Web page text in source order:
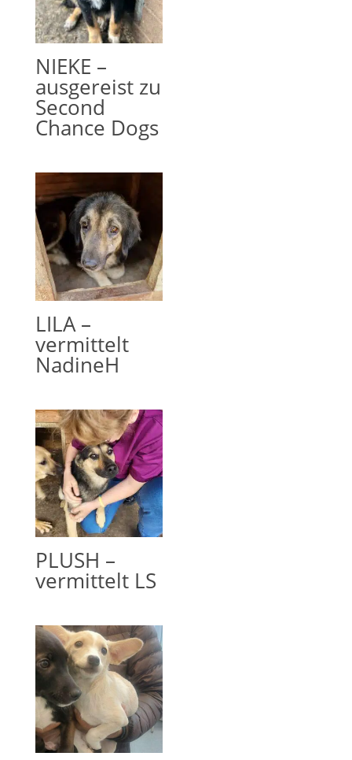
NIEKE –
ausgereist zu
Second
Chance Dogs
LILA –
vermittelt
NadineH
PLUSH –
vermittelt LS